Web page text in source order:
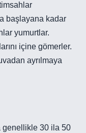
başlayana kadar
yumurtlar.
içine gömerler.
ayrılmaya
genellikle 30 ila 50